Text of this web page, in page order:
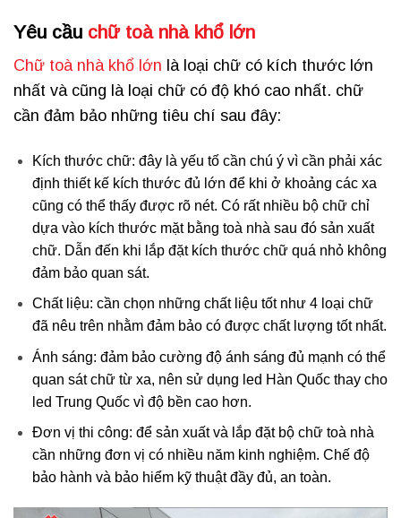
Yêu cầu chữ toà nhà khổ lớn
Chữ toà nhà khổ lớn là loại chữ có kích thước lớn
nhất và cũng là loại chữ có độ khó cao nhất. chữ
cần đảm bảo những tiêu chí sau đây:
Kích thước chữ: đây là yếu tố cần chú ý vì cần phải xác
định thiết kế kích thước đủ lớn để khi ở khoảng các xa
cũng có thể thấy được rõ nét. Có rất nhiều bộ chữ chỉ
dựa vào kích thước mặt bằng toà nhà sau đó sản xuất
chữ. Dẫn đến khi lắp đặt kích thước chữ quá nhỏ không
đảm bảo quan sát.
Chất liệu: cần chọn những chất liệu tốt như 4 loại chữ
đã nêu trên nhằm đảm bảo có được chất lượng tốt nhất.
Ánh sáng: đảm bảo cường độ ánh sáng đủ mạnh có thể
quan sát chữ từ xa, nên sử dụng led Hàn Quốc thay cho
led Trung Quốc vì độ bền cao hơn.
Đơn vị thi công: để sản xuất và lắp đặt bộ chữ toà nhà
cần những đơn vị có nhiều năm kinh nghiệm. Chế độ
bảo hành và bảo hiểm kỹ thuật đầy đủ, an toàn.